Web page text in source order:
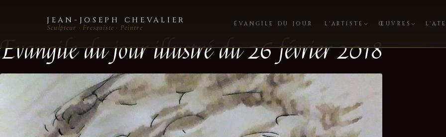
JEAN-JOSEPH CHEVALIER
Sculpteur · Fresquiste · Peintre ÉVANGILE DU JOUR L'ARTISTE ŒUVRES
Evangile du jour illustré du 26 février 2018